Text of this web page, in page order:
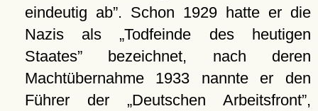
eindeutig ab . Schon 1929 hatte er die
Nazis als Todfeinde des heutigen
Staates bezeichnet, nach deren
Machtübernahme 1933 nannte er den
Führer der
Deutschen Arbeitsfront ,